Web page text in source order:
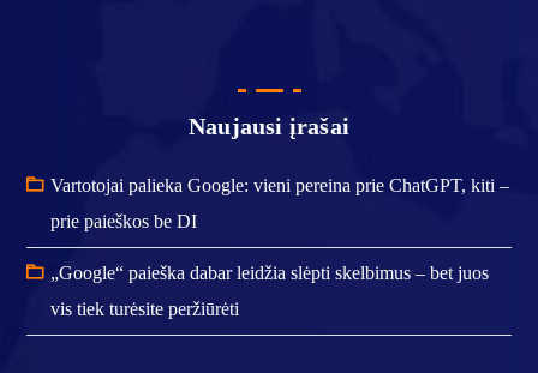
Naujausi įrašai
Vartotojai palieka Google: vieni pereina prie ChatGPT, kiti –
prie paieškos be DI
„Google“ paieška dabar leidžia slėpti skelbimus – bet juos
vis tiek turėsite peržiūrėti